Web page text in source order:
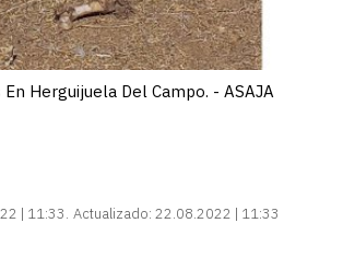
Herguijuela Del Campo. - ASAJA
| 11:33 Actualizado: 22.08.2022 | 11:33